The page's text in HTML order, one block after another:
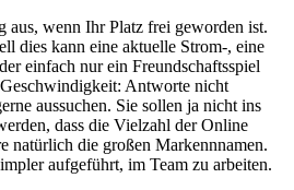
aus, wenn Ihr Platz frei geworden ist.
dies kann eine aktuelle Strom-, eine
einfach nur ein Freundschaftsspiel
Antworte nicht
aussuchen. Sie sollen ja nicht ins
dass die Vielzahl der Online
natürlich die großen Markennnamen.
aufgeführt, im Team zu arbeiten.